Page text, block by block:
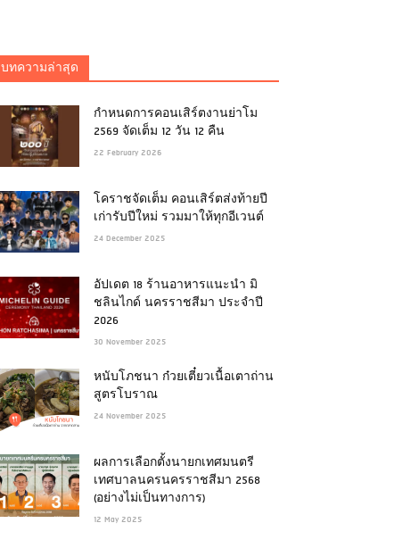
บทความล่าสุด
กำหนดการคอนเสิร์ตงานย่าโม
2569 จัดเต็ม 12 วัน 12 คืน
22 February 2026
โคราชจัดเต็ม คอนเสิร์ตส่งท้ายปี
เก่ารับปีใหม่ รวมมาให้ทุกอีเวนต์
24 December 2025
อัปเดต 18 ร้านอาหารแนะนำ มิ
ชลินไกด์ นครราชสีมา ประจำปี
2026
30 November 2025
หนับโภชนา ก๋วยเตี๋ยวเนื้อเตาถ่าน
สูตรโบราณ
24 November 2025
ผลการเลือกตั้งนายกเทศมนตรี
เทศบาลนครนครราชสีมา 2568
(อย่างไม่เป็นทางการ)
12 May 2025